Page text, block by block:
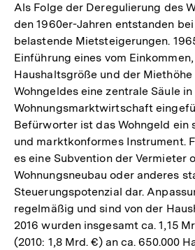
Als Folge der Deregulierung des
den 1960er-Jahren entstanden
belastende Mietsteigerungen.
Einführung eines vom
Haushaltsgröße und der
Wohngeldes eine zentrale Säule
Wohnungsmarktwirtschaft
Befürworter ist das Wohngeld ein
und marktkonformes Instrument.
es eine Subvention der Vermieter
Wohnungsneubau oder anderes
Steuerungspotenzial dar.
regelmäßig und sind von der
2016 wurden insgesamt ca. 1,15
(2010: 1,8 Mrd. €) an ca. 650.000